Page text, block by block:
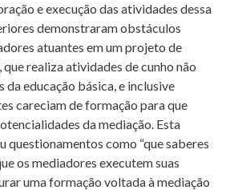
e execução das atividades dessa
demonstraram obstáculos
atuantes em um projeto de
realiza atividades de cunho não
educação básica, e inclusive
careciam de formação para que
da mediação. Esta
questionamentos como “que saberes
os mediadores executem suas
uma formação voltada à mediação